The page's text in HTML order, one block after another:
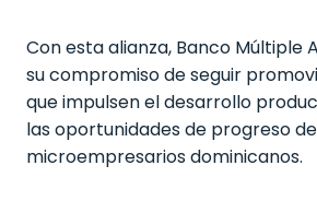
Con esta alianza, Banco Múltiple
su compromiso de seguir
que impulsen el desarrollo
las oportunidades de progreso
microempresarios dominicanos.